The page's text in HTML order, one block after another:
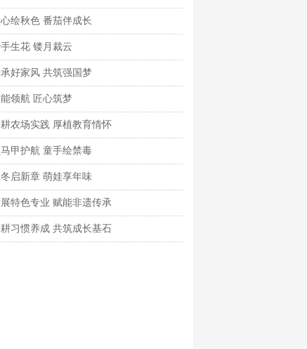
绘秋色 番茄伴成长
生花 镂月裁云
好家风 共筑强国梦
领航 匠心筑梦
农场实践 厚植教育情怀
甲护航 童手绘禁毒
启新章 萌娃享年味
特色专业 赋能非遗传承
习惯养成 共筑成长基石